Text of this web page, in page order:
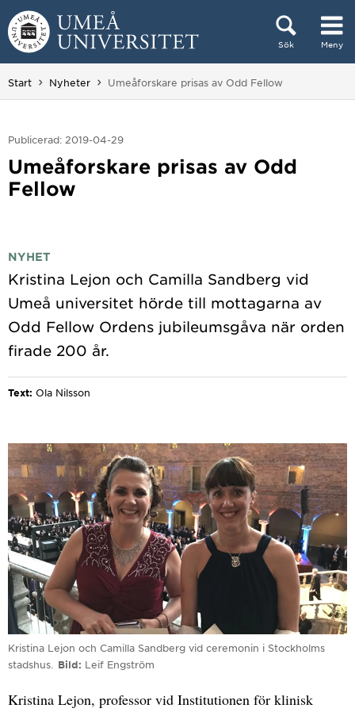
Hoppa direkt till innehållet
Sök Meny
Huvudmenyn dold.
Start Nyheter Du är här:
Umeåforskare prisas av Odd Fellow
Publicerad: 2019-04-29
Umeåforskare prisas av Odd
Fellow
NYHET
Kristina Lejon och Camilla Sandberg vid
Umeå universitet hörde till mottagarna av
Odd Fellow Ordens jubileumsgåva när orden
Text: Ola Nilsson
Kristina Lejon och Camilla Sandberg vid ceremonin i Stockholms
stadshus.
Bild Leif Engström
Kristina Lejon, professor vid Institutionen för klinisk